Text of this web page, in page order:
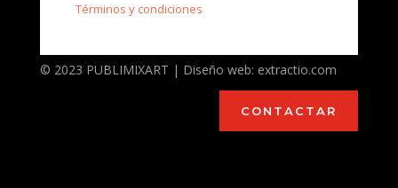
Términos y condiciones
© 2023 PUBLIMIXART | Diseño web: extractio.com
CONTACTAR